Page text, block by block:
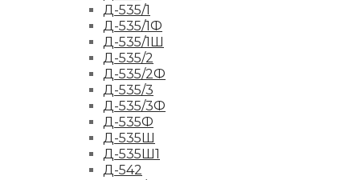
Д-535/1
Д-535/1Ф
Д-535/1Ш
Д-535/2
Д-535/2Ф
Д-535/3
Д-535/3Ф
Д-535Ф
Д-535Ш
Д-535Ш1
Д-542